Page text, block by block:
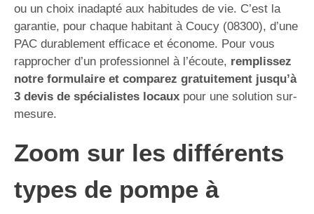
ou un choix inadapté aux habitudes de vie. C’est la
garantie, pour chaque habitant à Coucy (08300), d’une
PAC durablement efficace et économe. Pour vous
rapprocher d’un professionnel à l’écoute, remplissez
notre formulaire et comparez gratuitement jusqu’à
3 devis de spécialistes locaux pour une solution sur-
mesure.
Zoom sur les différents
types de pompe à